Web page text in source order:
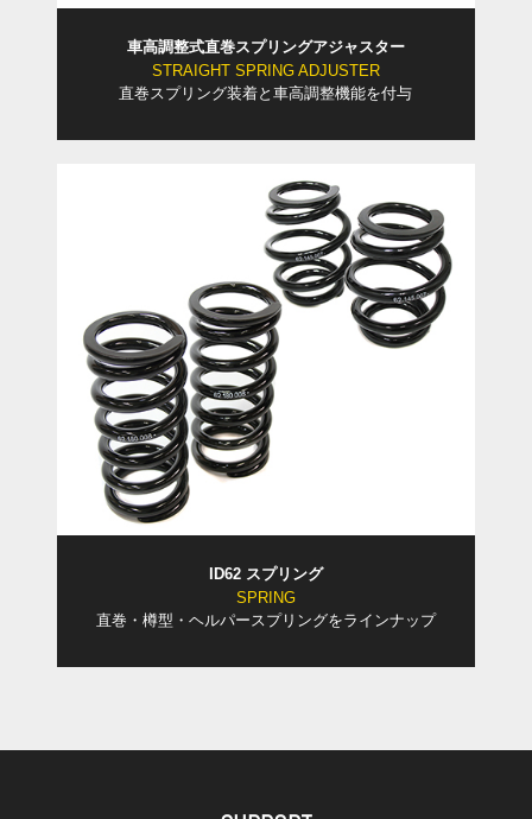
車高調整式直巻スプリングアジャスター
STRAIGHT SPRING ADJUSTER
直巻スプリング装着と車高調整機能を付与
ID62 スプリング
SPRING
直巻・樽型・ヘルパースプリングをラインナップ